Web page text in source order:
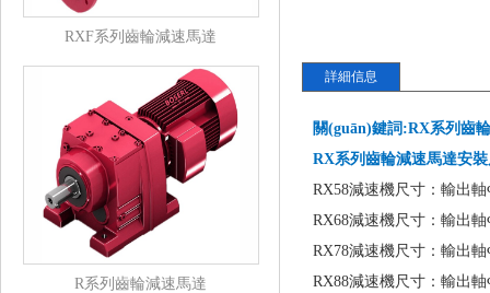
RXF系列齒輪減速馬達
R系列齒輪減速馬達
詳細信息
關(guān)鍵詞:RX系列齒
RX系列齒輪減速馬達安
RX58減速機尺寸：輸出軸
RX68減速機尺寸：輸出軸
RX78減速機尺寸：輸出軸
RX88減速機尺寸：輸出軸